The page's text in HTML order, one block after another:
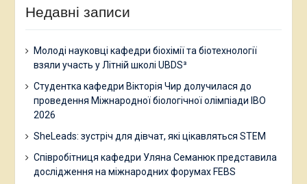
Недавні записи
Молоді науковці кафедри біохімії та біотехнології
взяли участь у Літній школі UBDS³
Студентка кафедри Вікторія Чир долучилася до
проведення Міжнародної біологічної олімпіади IBO
2026
SheLeads: зустріч для дівчат, які цікавляться STEM
Співробітниця кафедри Уляна Семанюк представила
дослідження на міжнародних форумах FEBS